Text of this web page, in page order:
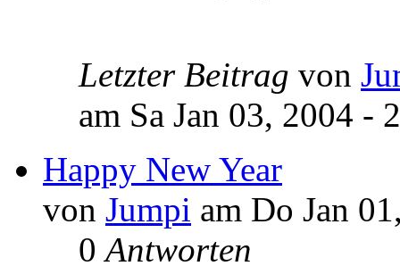
Letzter Beitrag von
am Sa Jan 03, 2004 -
Happy New Year
von Jumpi am Do Jan
0Antworten